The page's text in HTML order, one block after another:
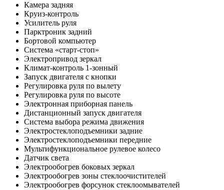
Камера задняя
Круиз-контроль
Усилитель руля
Парктроник задний
Бортовой компьютер
Система «старт-стоп»
Электропривод зеркал
Климат-контроль 1-зонный
Запуск двигателя с кнопки
Регулировка руля по вылету
Регулировка руля по высоте
Электронная приборная панель
Дистанционный запуск двигателя
Система выбора режима движения
Электростеклоподъемники задние
Электростеклоподъемники передние
Мультифункциональное рулевое колесо
Датчик света
Электрообогрев боковых зеркал
Электрообогрев зоны стеклоочистителей
Электрообогрев форсунок стеклоомывателей